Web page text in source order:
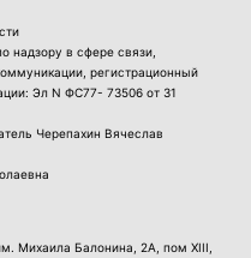
надзору в сфере связи,
регистрационный
Эл N ФС77- 73506 от 31
Черепахин Вячеслав
Михаила Балонина, 2А, пом XIII,